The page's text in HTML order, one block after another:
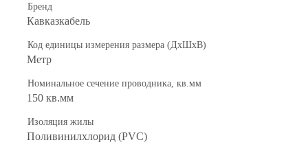
Бренд
Кавказкабель
Код единицы измерения размера (ДхШхВ)
Метр
Номинальное сечение проводника, кв.мм
150 кв.мм
Изоляция жилы
Поливинилхлорид (PVC)